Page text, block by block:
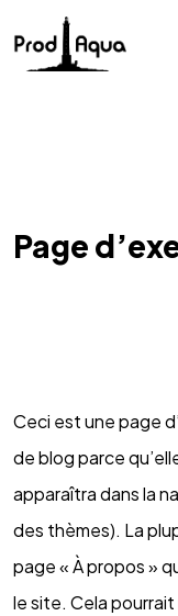
Page
Ceci est une page
de blog parce
apparaîtra dans la
des thèmes). La
page « À propos »
le site. Cela